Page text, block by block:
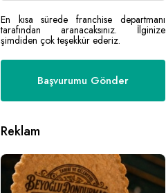
En kısa sürede franchise departmanı
tarafından aranacaksınız. İlginize
şimdiden çok teşekkür ederiz.
Reklam